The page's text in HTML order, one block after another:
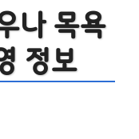
나 목욕
정보